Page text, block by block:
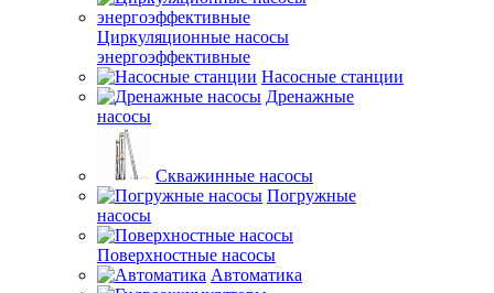
Циркуляционные насосы
энергоэффективные
Насосные станции
Дренажные
насосы
Скважинные насосы
Погружные
насосы
Поверхностные насосы
Автоматика